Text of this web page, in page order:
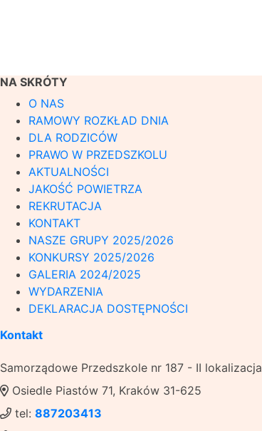
NA SKRÓTY
O NAS
RAMOWY ROZKŁAD DNIA
DLA RODZICÓW
PRAWO W PRZEDSZKOLU
AKTUALNOŚCI
JAKOŚĆ POWIETRZA
REKRUTACJA
KONTAKT
NASZE GRUPY 2025/2026
KONKURSY 2025/2026
GALERIA 2024/2025
WYDARZENIA
DEKLARACJA DOSTĘPNOŚCI
Kontakt
Samorządowe Przedszkole nr 187 - II lokalizacja
Osiedle Piastów 71, Kraków 31-625
tel: 887203413